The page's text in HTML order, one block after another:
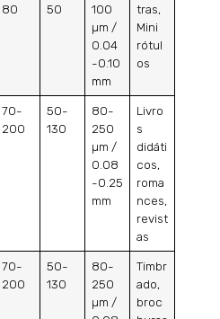
80
50
100
µm /
0.04
-0.10
mm
tras,
Mini
rótul
os
70-
200
50-
130
80-
250
µm /
0.08
-0.25
mm
Livro
s
didáti
cos,
roma
nces,
revist
as
70-
200
50-
130
80-
250
µm /
Timbr
ado,
broc